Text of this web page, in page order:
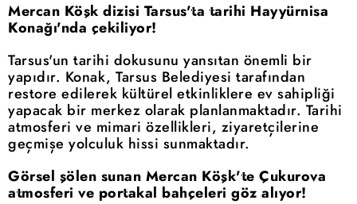
Mercan Köşk dizisi Tarsus'ta tarihi Hayyürnisa
Konağı'nda çekiliyor!
Tarsus'un tarihi dokusunu yansıtan önemli bir
yapıdır. Konak, Tarsus Belediyesi tarafından
restore edilerek kültürel etkinliklere ev sahipliği
yapacak bir merkez olarak planlanmaktadır. Tarihi
atmosferi ve mimari özellikleri, ziyaretçilerine
geçmişe yolculuk hissi sunmaktadır.
Görsel şölen sunan Mercan Köşk'te Çukurova
atmosferi ve portakal bahçeleri göz alıyor!